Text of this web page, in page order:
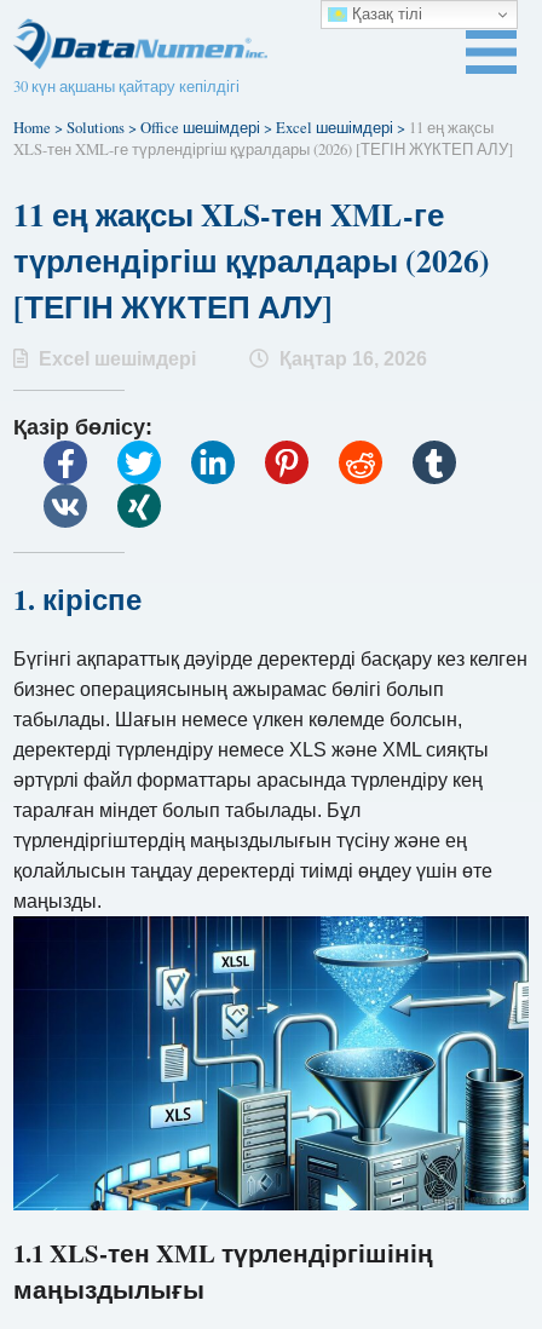
30 күн ақшаны қайтару кепілдігі
Home >Solutions>Office шешімдері >Excel шешімдері > 11 ең жақсы
XLS-тен XML-ге түрлендіргіш құралдары (2026) [ТЕГІН ЖҮКТЕП АЛУ]
11 ең жақсы XLS-тен XML-ге
түрлендіргіш құралдары (2026)
[ТЕГІН ЖҮКТЕП АЛУ]
Excel шешімдері Қаңтар 16, 2026
Қазір бөлісу:
1. кіріспе
Бүгінгі ақпараттық дәуірде деректерді басқару кез келген
бизнес операциясының ажырамас бөлігі болып
табылады. Шағын немесе үлкен көлемде болсын,
деректерді түрлендіру немесе XLS және XML сияқты
әртүрлі файл форматтары арасында түрлендіру кең
таралған міндет болып табылады. Бұл
түрлендіргіштердің маңыздылығын түсіну және ең
қолайлысын таңдау деректерді тиімді өңдеу үшін өте
маңызды.
1.1 XLS-тен XML түрлендіргішінің
маңыздылығы
Қазақ тілі